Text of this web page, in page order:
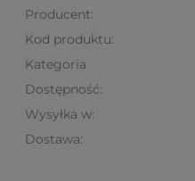
Producent:
Kod produktu:
Kategoria
Dostępność:
Wysyłka w:
Dostawa:
Cena nie zawiera